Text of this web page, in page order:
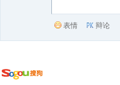
表情 辩论